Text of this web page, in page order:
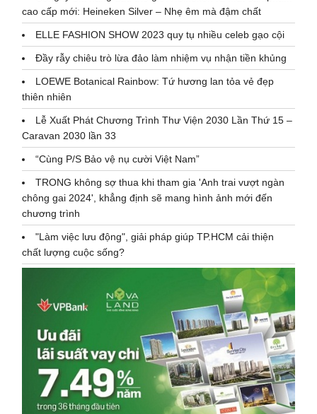
cao cấp mới: Heineken Silver – Nhẹ êm mà đậm chất
ELLE FASHION SHOW 2023 quy tụ nhiều celeb gạo cội
Đầy rẫy chiêu trò lừa đảo làm nhiệm vụ nhận tiền khủng
LOEWE Botanical Rainbow: Tứ hương lan tỏa vẻ đẹp
thiên nhiên
Lễ Xuất Phát Chương Trình Thư Viện 2030 Lần Thứ 15 –
Caravan 2030 lần 33
“Cùng P/S Bảo vệ nụ cười Việt Nam”
TRONG không sợ thua khi tham gia 'Anh trai vượt ngàn
chông gai 2024', khẳng định sẽ mang hình ảnh mới đến
chương trình
"Làm việc lưu động", giải pháp giúp TP.HCM cải thiện
chất lượng cuộc sống?